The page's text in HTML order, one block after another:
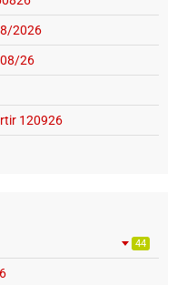
2026
08/26
120926
44